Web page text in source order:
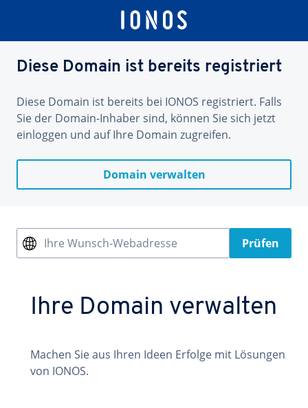
Diese Domain ist bereits registriert
Diese Domain ist bereits bei IONOS registriert. Falls
Sie der Domain-Inhaber sind, können Sie sich jetzt
einloggen und auf Ihre Domain zugreifen.
Domain verwalten
Ihre Wunsch-Webadresse Prüfen
Ihre Domain verwalten
Machen Sie aus Ihren Ideen Erfolge mit Lösungen
von IONOS.